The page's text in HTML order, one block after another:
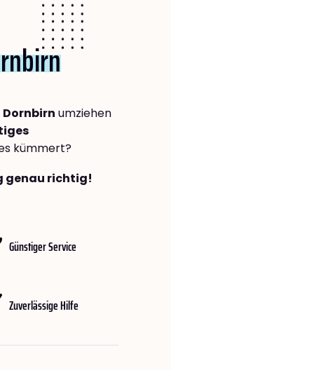
umziehen
kümmert?
genau richtig!
Günstiger Service
Zuverlässige Hilfe